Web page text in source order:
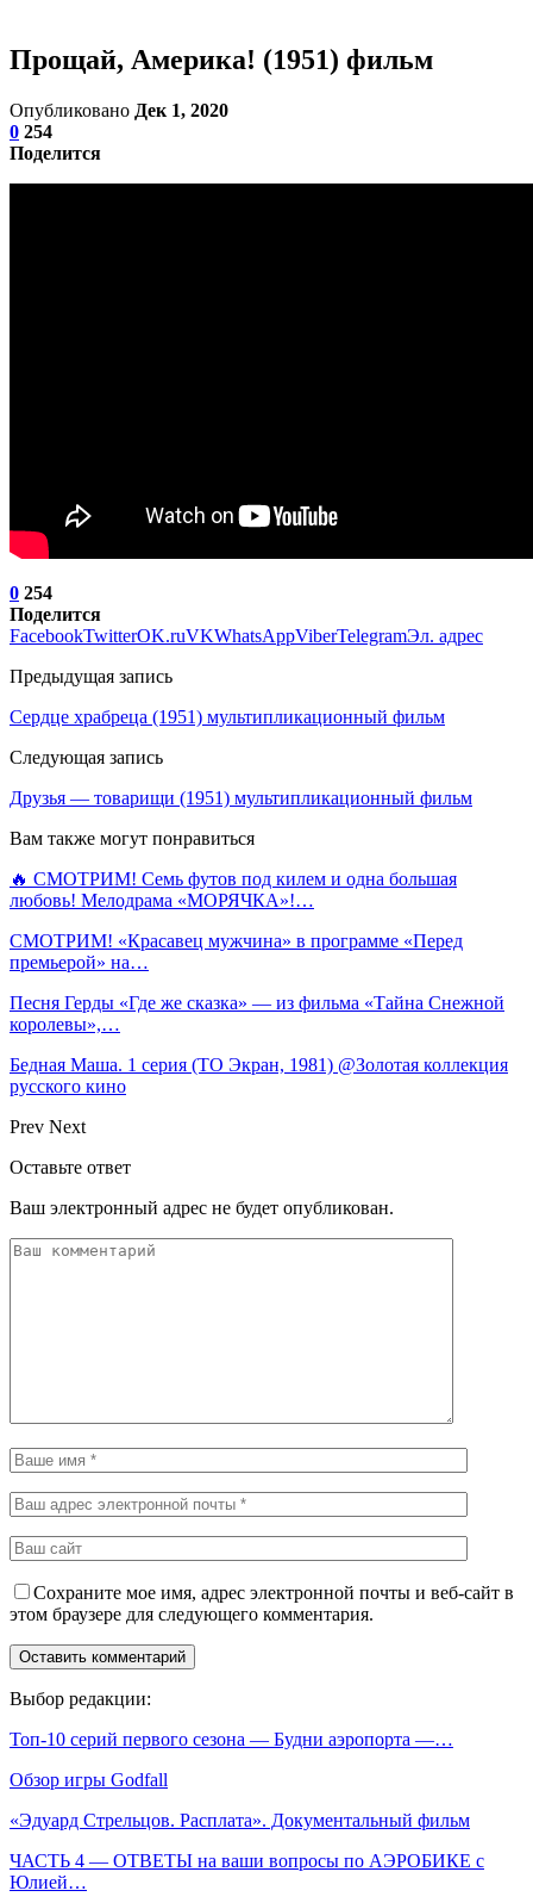
Прощай, Америка! (1951) фильм
Опубликовано Дек 1, 2020
0 254
Поделится
0 254
Поделится
FacebookTwitterOK.ruVKWhatsAppViberTelegramЭл. адрес
Предыдущая запись
Сердце храбреца (1951) мультипликационный фильм
Следующая запись
Друзья — товарищи (1951) мультипликационный фильм
Вам также могут понравиться
🔥 СМОТРИМ! Семь футов под килем и одна большая
любовь! Мелодрама «МОРЯЧКА»!…
СМОТРИМ! «Красавец мужчина» в программе «Перед
премьерой» на…
Песня Герды «Где же сказка» — из фильма «Тайна Снежной
королевы»,…
Бедная Маша. 1 серия (ТО Экран, 1981) @Золотая коллекция
русского кино
Prev Next
Оставьте ответ
Ваш электронный адрес не будет опубликован.
Сохраните мое имя, адрес электронной почты и веб-сайт в
этом браузере для следующего комментария.
Выбор редакции:
Топ-10 серий первого сезона — Будни аэропорта —…
Обзор игры Godfall
«Эдуард Стрельцов. Расплата». Документальный фильм
ЧАСТЬ 4 — ОТВЕТЫ на ваши вопросы по АЭРОБИКЕ с
Юлией…